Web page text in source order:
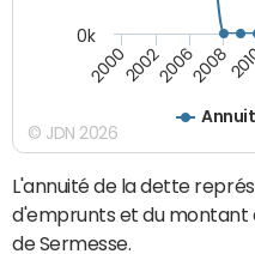
2000200220062008
0k
© JDN 2026
L'annuité de la dette
d'emprunts et du montant
de Sermesse.